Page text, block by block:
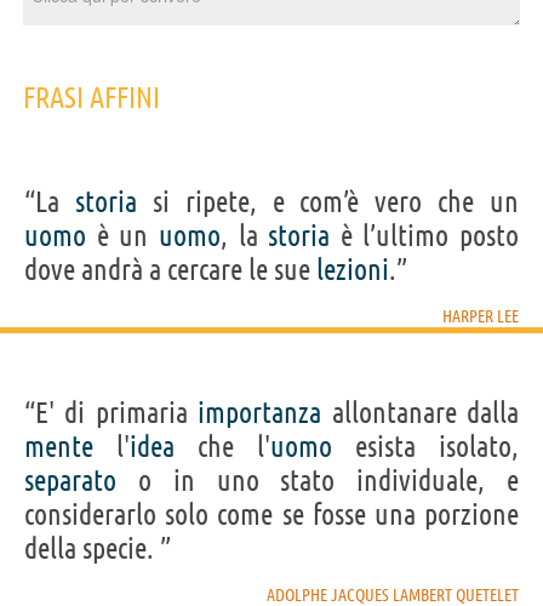
FRASI AFFINI
“La storia si ripete, e com’è vero che un
uomo è un uomo, la storia è l’ultimo posto
dove andrà a cercare le sue lezioni.”
HARPER LEE
“E' di primaria importanza allontanare dalla
mente l'idea che l'uomo esista isolato,
separato o in uno stato individuale, e
considerarlo solo come se fosse una porzione
della specie. ”
ADOLPHE JACQUES LAMBERT QUETELET